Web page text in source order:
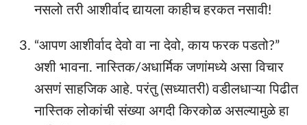
नसलो तरी आशीर्वाद द्यायला काहीच हरकत नसावी!
“आपण आशीर्वाद देवो वा ना देवो, काय फरक पडतो?”
अशी भावना. नास्तिक/अधार्मिक जणांमध्ये असा विचार
असणं साहजिक आहे. परंतु (सध्यातरी) वडीलधाऱ्या पिढीत
नास्तिक लोकांची संख्या अगदी किरकोळ असल्यामुळे हा